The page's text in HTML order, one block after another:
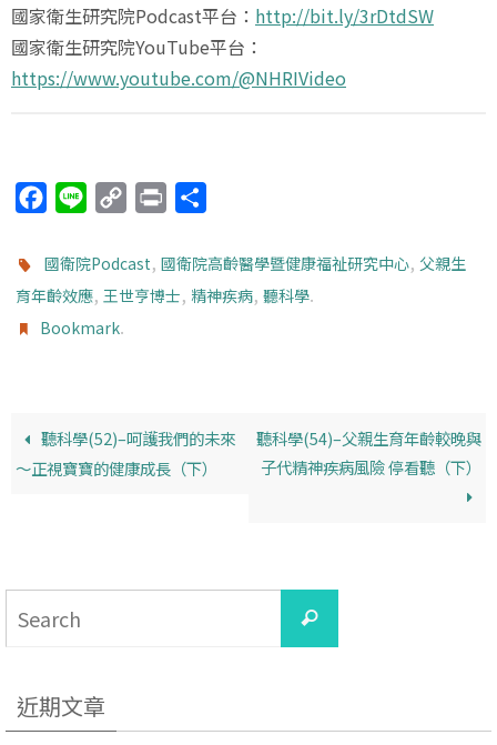
國家衛生研究院Podcast平台： http://bit.ly/3rDtdSW
國家衛生研究院YouTube平台：
https://www.youtube.com/@NHRIVideo
c
e
b
n
e
p
y
i
n
國衛院Podcast,國衛院高齡醫學暨健康福祉研究中心, 父親生
育年齡效應, 王世亨博士, 精神疾病, 聽科學.
Bookmark.
聽科學(52)–呵護我們的未來
～正視寶寶的健康成長（下）
聽科學(54)–父親生育年齡較晚與
子代精神疾病風險 停看聽（下）
Search
近期文章